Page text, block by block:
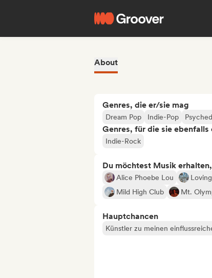
About
Genres, die er/sie mag
Dream Pop Indie-Pop
Genres, für die sie ebenfalls
Indie-Rock
Du möchtest Musik
Alice Phoebe Lou Loving
Mild High Club
Mt.
Hauptchancen
Künstler zu meinen